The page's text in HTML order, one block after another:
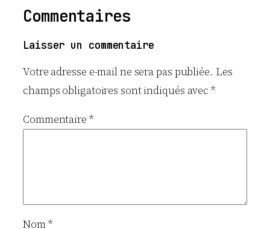
Commentaires
Laisser un commentaire
Votre adresse e-mail ne sera pas publiée. Les
champs obligatoires sont indiqués avec*
Commentaire *
Nom*